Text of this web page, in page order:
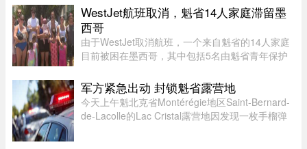
认，作为当事人的关之琳却始终保持沉默，既不承
认也不否认，这份淡定态度， ...
WestJet航班取消，魁省14人家庭滞留墨
西哥
由于WestJet取消航班，一个来自魁省的14人家庭
目前被困在墨西哥，其中包括5名由魁省青年保护
Josée Pelletier表示，一家人原定周一返程，却在
起飞前数小时收到航班取消 ...
军方紧急出动 封锁魁省露营地
今天上午魁北克省Montérégie地区Saint-Bernard-
de-Lacolle的Lac Cristal露营地因发现一枚手榴弹